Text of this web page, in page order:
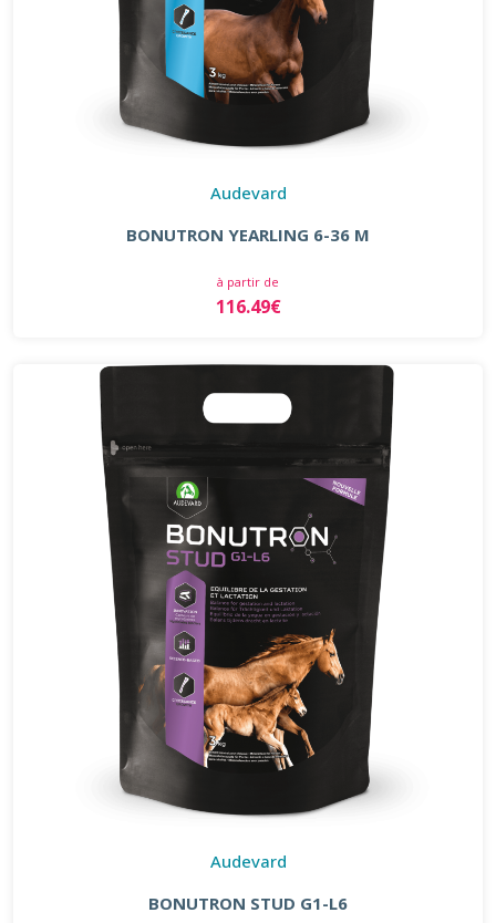
Audevard
BONUTRON YEARLING 6-36 M
à partir de
116.49€
Audevard
BONUTRON STUD G1-L6